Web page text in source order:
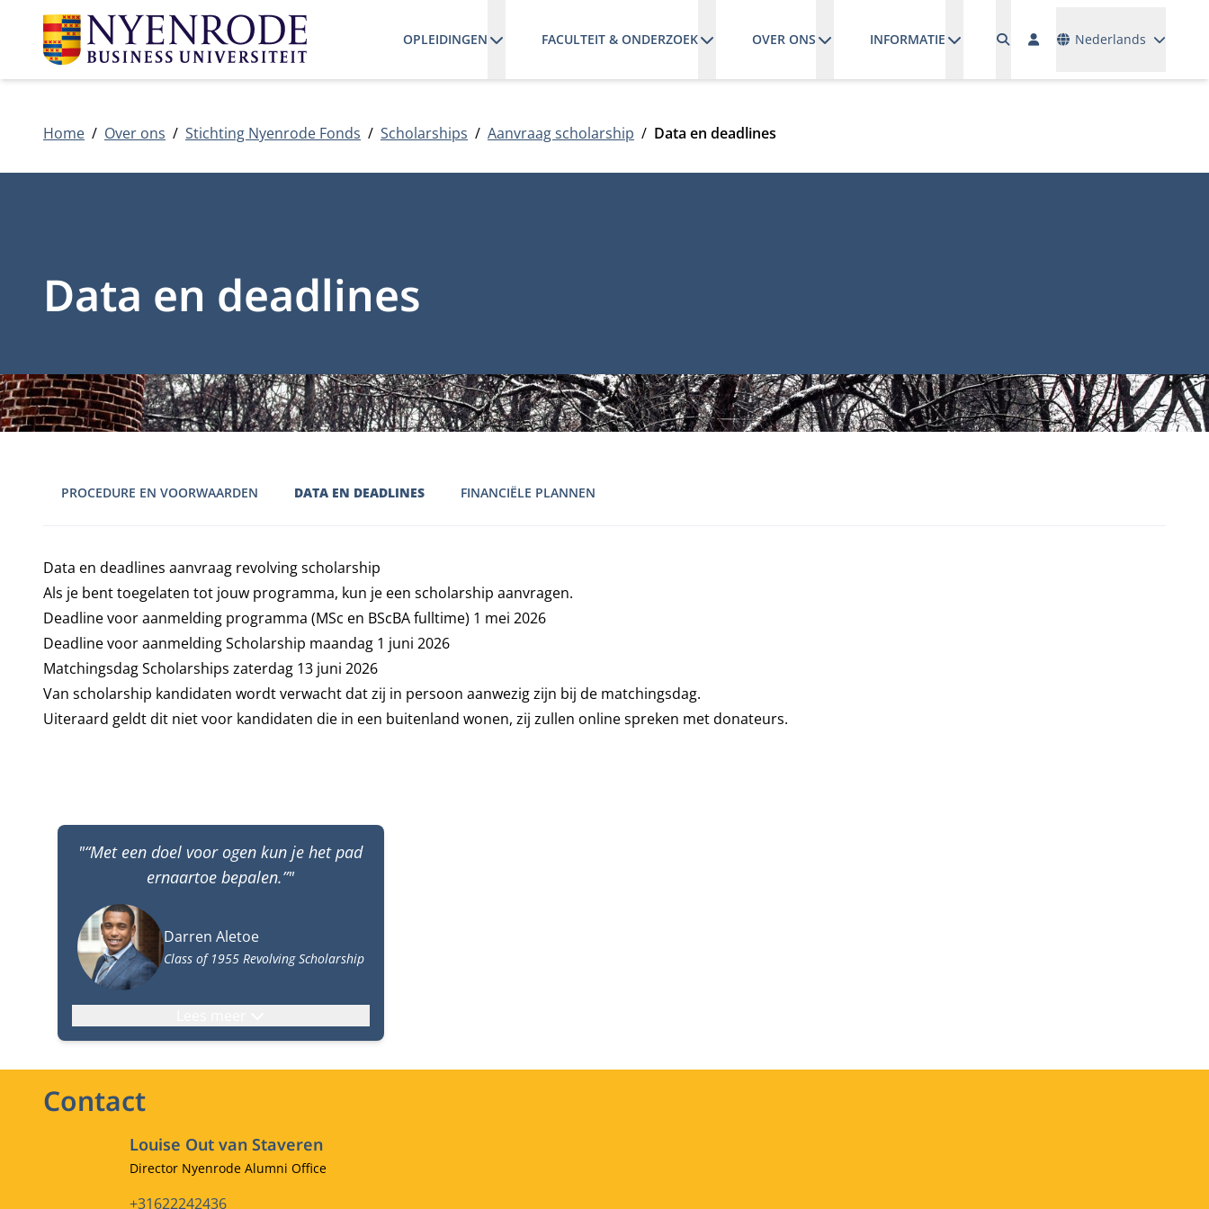
OPLEIDINGEN FACULTEIT & ONDERZOEK OVER ONS INFORMATIE Nederlands
Home Over ons Stichting Nyenrode Fonds Scholarships Aanvraag scholarship Data en deadlines
Data en deadlines
PROCEDURE EN VOORWAARDEN DATA EN DEADLINES FINANCIËLE PLANNEN
Data en deadlines aanvraag revolving scholarship
Als je bent toegelaten tot jouw programma, kun je een scholarship aanvragen.
Deadline voor aanmelding programma (MSc en BScBA fulltime) 1 mei 2026
Deadline voor aanmelding Scholarship maandag 1 juni 2026
Matchingsdag Scholarships zaterdag 13 juni 2026
Van scholarship kandidaten wordt verwacht dat zij in persoon aanwezig zijn bij de matchingsdag.
Uiteraard geldt dit niet voor kandidaten die in een buitenland wonen, zij zullen online spreken met donateurs.
"“Met een doel voor ogen kun je het pad
ernaartoe bepalen.”"
Darren Aletoe
Class of 1955 Revolving Scholarship
Contact
Louise Out van Staveren
Functietitel
Director Nyenrode Alumni Office
Telefoonnummer
+31622242436